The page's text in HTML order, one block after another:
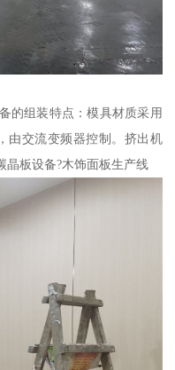
的组装特点：模具材质采用
由交流变频器控制。挤出机
晶板设备?木饰面板生产线